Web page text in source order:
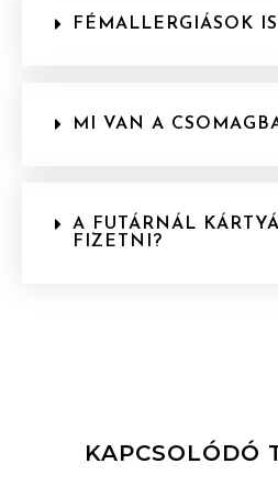
FÉMALLERGIÁSOK
MI VAN A
A FUTÁRNÁL
FIZETNI?
KAPCSOLÓDÓ